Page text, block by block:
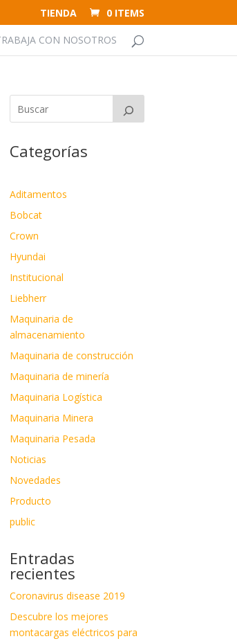
TIENDA 0 ITEMS
CON NOSOTROS
Categorías
Aditamentos
Bobcat
Crown
Hyundai
Institucional
Liebherr
Maquinaria de
almacenamiento
Maquinaria de construcción
Maquinaria de minería
Maquinaria Logística
Maquinaria Minera
Maquinaria Pesada
Noticias
Novedades
Producto
public
Entradas
recientes
Coronavirus disease 2019
Descubre los mejores
montacargas eléctricos para